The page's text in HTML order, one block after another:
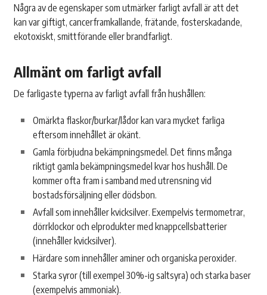
Några av de egenskaper som utmärker farligt avfall är att det
kan var giftigt, cancerframkallande, frätande, fosterskadande,
ekotoxiskt, smittförande eller brandfarligt.
Allmänt om farligt avfall
De farligaste typerna av farligt avfall från hushållen:
Omärkta flaskor/burkar/lådor kan vara mycket farliga
eftersom innehållet är okänt.
Gamla förbjudna bekämpningsmedel. Det finns många
riktigt gamla bekämpningsmedel kvar hos hushåll. De
kommer ofta fram i samband med utrensning vid
bostadsförsäljning eller dödsbon.
Avfall som innehåller kvicksilver. Exempelvis termometrar,
dörrklockor och elprodukter med knappcellsbatterier
(innehåller kvicksilver).
Härdare som innehåller aminer och organiska peroxider.
Starka syror (till exempel 30%-ig saltsyra) och starka baser
(exempelvis ammoniak).